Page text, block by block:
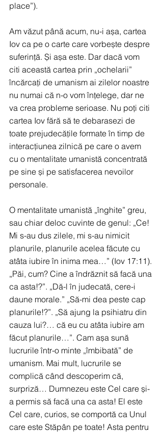
place”).
Am văzut până acum, nu-i așa, cartea
Iov ca pe o carte care vorbește despre
suferință. Și așa este. Dar dacă vom
citi această cartea prin „ochelarii”
încărcați de umanism ai zilelor noastre
nu numai că n-o vom înțelege, dar ne
va crea probleme serioase. Nu poți citi
cartea Iov fără să te debarasezi de
toate prejudecățile formate în timp de
interacțiunea zilnică pe care o avem
cu o mentalitate umanistă concentrată
pe sine și pe satisfacerea nevoilor
personale.
O mentalitate umanistă „înghite” greu,
sau chiar deloc cuvinte de genul: „Ce!
Mi s-au dus zilele, mi s-au nimicit
planurile, planurile acelea făcute cu
atâta iubire în inima mea…” (Iov 17:11).
„Păi, cum? Cine a îndrăznit să facă una
ca asta!?”. „Dă-l în judecată, cere-i
daune morale.” „Să-mi dea peste cap
planurile!?”. „Să ajung la psihiatru din
cauza lui?… că eu cu atâta iubire am
făcut planurile…”. Cam așa sună
lucrurile într-o minte „îmbibată” de
umanism. Mai mult, lucrurile se
complică când descoperim că,
surpriză… Dumnezeu este Cel care și-
a permis să facă una ca asta! El este
Cel care, curios, se comportă ca Unul
care este Stăpân pe toate! Asta pentru